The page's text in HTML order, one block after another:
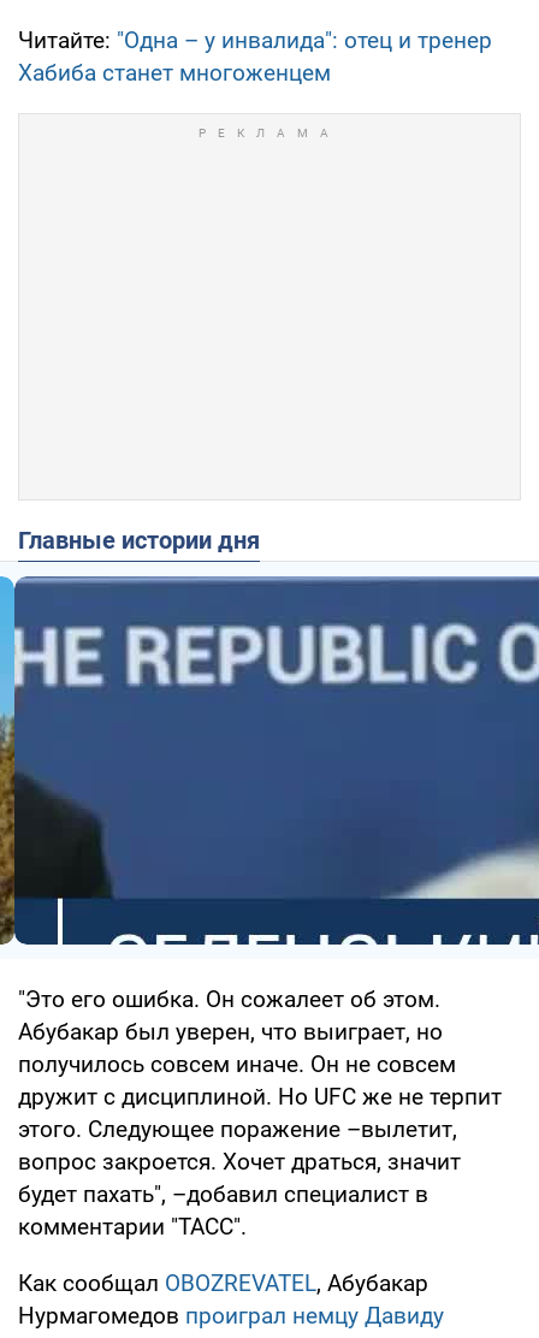
Читайте: "Одна – у инвалида": отец и тренер
Хабиба станет многоженцем
Главные истории дня
"Это его ошибка. Он сожалеет об этом.
Абубакар был уверен, что выиграет, но
получилось совсем иначе. Он не совсем
дружит с дисциплиной. Но UFC же не терпит
этого. Следующее поражение –вылетит,
вопрос закроется. Хочет драться, значит
будет пахать", –добавил специалист в
комментарии "ТАСС".
Как сообщал OBOZREVATEL, Абубакар
Нурмагомедов проиграл немцу Давиду